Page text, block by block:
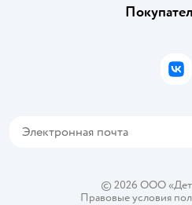
Правила
Политика
Бонусные
© 2026 ООО
Правовые условия